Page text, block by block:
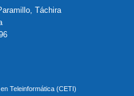
Táchira
Teleinformática (CETI)